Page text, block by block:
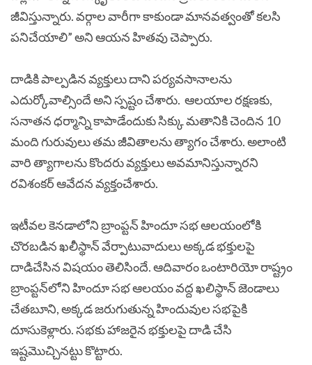
జీవిస్తున్నారు. వర్గాల వారీగా కాకుండా మానవత్వంతో కలసి
పనిచేయాలి” అని ఆయన హితవు చెప్పారు.
దాడికి పాల్పడిన వ్యక్తులు దాని పర్యవసానాలను
ఎదుర్కోవాల్సిందే అని స్పష్టం చేశారు. ఆలయాల రక్షణకు,
సనాతన ధర్మాన్ని కాపాడేందుకు సిక్కు మతానికి చెందిన 10
మంది గురువులు తమ జీవితాలను త్యాగం చేశారు. అలాంటి
వారి త్యాగాలను కొందరు వ్యక్తులు అవమానిస్తున్నారని
రవిశంకర్ ఆవేదన వ్యక్తంచేశారు.
ఇటీవల కెనడాలోని బ్రాంప్టన్ హిందూ సభ ఆలయంలోకి
చొరబడిన ఖలీస్థాన్ వేర్పాటువాదులు అక్కడ భక్తులపై
దాడిచేసిన విషయం తెలిసిందే. ఆదివారం ఒంటారియో రాష్ట్రం
బ్రాంప్టన్‌లోని హిందూ సభ ఆలయం వద్ద ఖలిస్థాన్‌ జెండాలు
చేతబూని, అక్కడ జరుగుతున్న హిందువుల సభపైకి
దూసుకెళ్లారు. సభకు హాజరైన భక్తులపై దాడి చేసి
ఇష్టమొచ్చినట్టు కొట్టారు.